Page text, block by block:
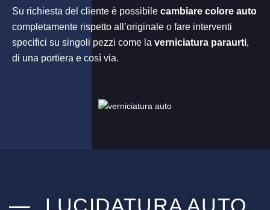
Su richiesta del cliente è possibile cambiare colore auto
completamente rispetto all’originale o fare interventi
specifici su singoli pezzi come la verniciatura paraurti,
di una portiera e così via.
LUCIDATURA AUTO